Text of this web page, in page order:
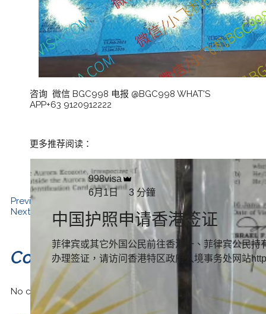
咨询 微信 BGC998 电报 @BGC998 WHAT'S
APP+63 9120912222
更多推荐阅读：
998visa
6月1日
3 分鐘
中国护照申请香港签证
菲律宾或其它外国公民前往香港一、菲律宾公民
办理签证，请访问香港特区政府入境事务处网站
Category : Uncategorized
Previous
菲律宾在职证明怎么开？
Next 菲律宾PSA结婚证 出生证怎么办理？菲律宾PSA服务
Comments
No comments yet. Why don’t you start the discussion?